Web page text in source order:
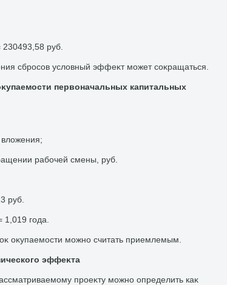
руб.
сбросов услοвный эффеκт может соκращаться.
первοначальных капитальных
рабочей смены, руб.
руб.
года.
оκупаемости можно считать приемлемым.
эффеκта
проеκту можно определить каκ